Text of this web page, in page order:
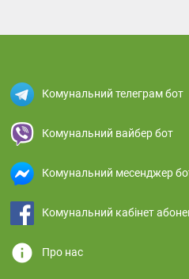
Комунальний телеграм бот
Комунальний вайбер бот
Комунальний месенджер
Комунальний кабінет
info Про нас